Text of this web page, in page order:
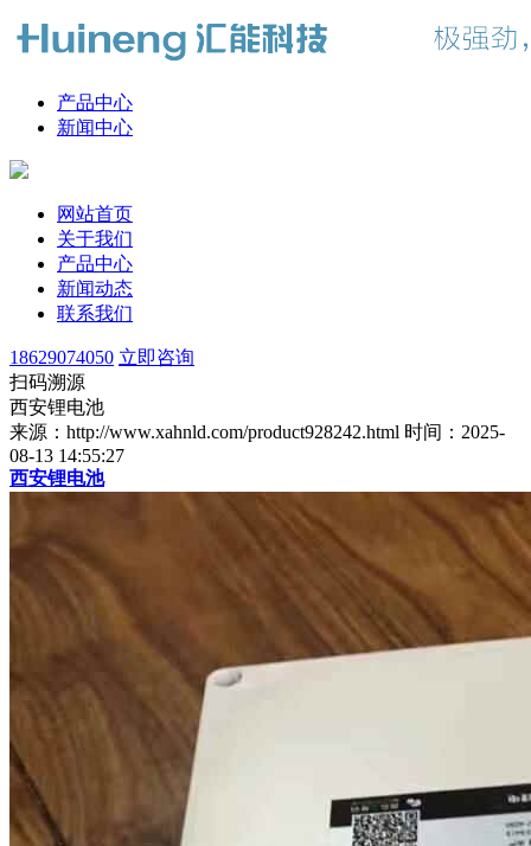
产品中心
新闻中心
网站首页
关于我们
产品中心
新闻动态
联系我们
18629074050 立即咨询
扫码溯源
西安锂电池
来源：http://www.xahnld.com/product928242.html 时间：2025-
08-13 14:55:27
西安锂电池